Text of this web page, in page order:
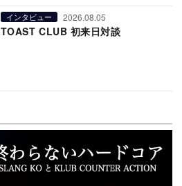
インタビュー 2026.08.05
TOAST CLUB 初来日対談